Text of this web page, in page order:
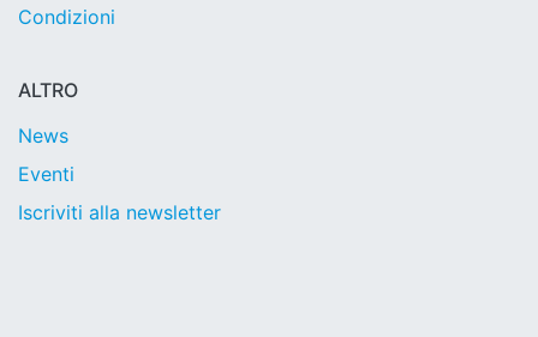
Condizioni
ALTRO
News
Eventi
Iscriviti alla newsletter